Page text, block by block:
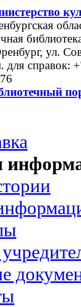
ул.
для справок: